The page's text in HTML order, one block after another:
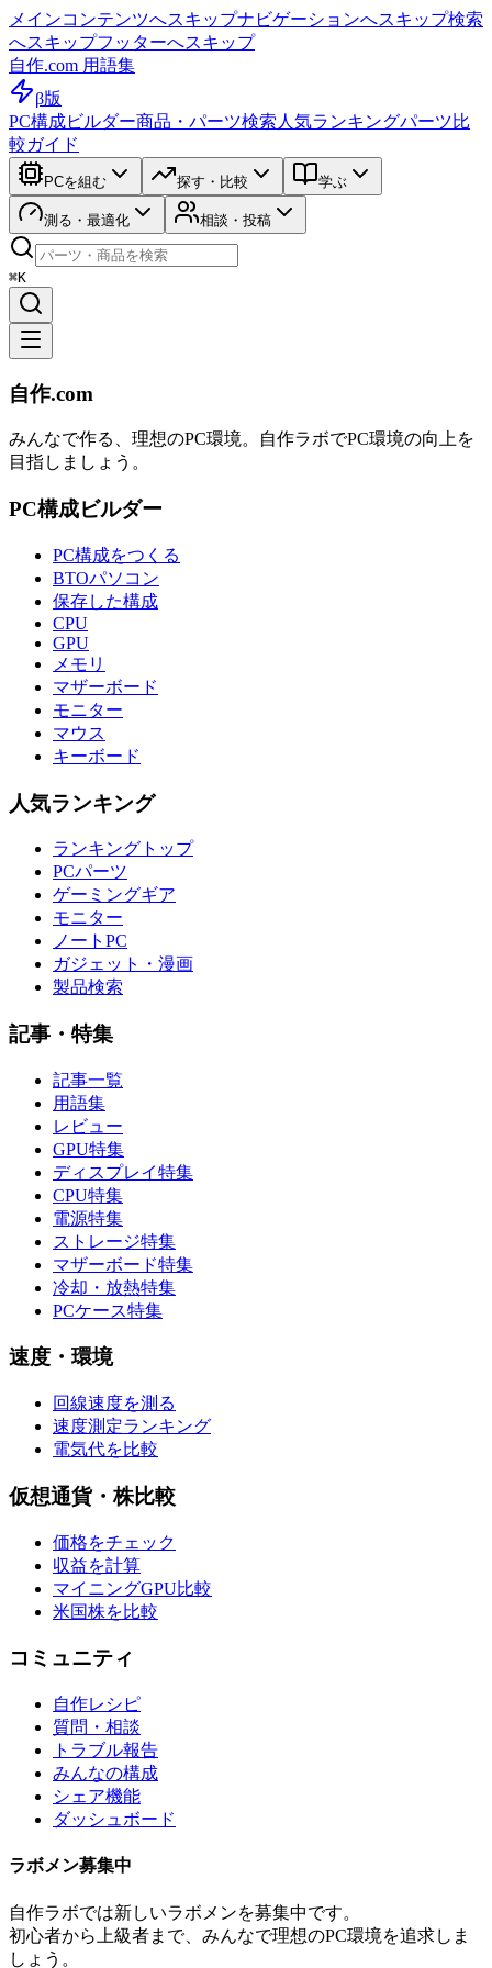
メインコンテンツへスキップナビゲーションへスキップ検索
へスキップフッターへスキップ
自作.com 用語集
β版
PC構成ビルダー商品・パーツ検索 人気ランキングパーツ比
較ガイド
PCを組む 探す・比較 学ぶ
測る・最適化 相談・投稿
⌘K
自作.com
みんなで作る、理想のPC環境。 自作ラボでPC環境の向上を
目指しましょう。
PC構成ビルダー
PC構成をつくる
BTOパソコン
保存した構成
CPU
GPU
メモリ
マザーボード
モニター
マウス
キーボード
人気ランキング
ランキングトップ
PCパーツ
ゲーミングギア
モニター
ノートPC
ガジェット・漫画
製品検索
記事・特集
記事一覧
用語集
レビュー
GPU特集
ディスプレイ特集
CPU特集
電源特集
ストレージ特集
マザーボード特集
冷却・放熱特集
PCケース特集
速度・環境
回線速度を測る
速度測定ランキング
電気代を比較
仮想通貨・株比較
価格をチェック
収益を計算
マイニングGPU比較
米国株を比較
コミュニティ
自作レシピ
質問・相談
トラブル報告
みんなの構成
シェア機能
ダッシュボード
ラボメン募集中
自作ラボでは新しいラボメンを募集中です。
初心者から上級者まで、みんなで理想のPC環境を追求しま
しょう。